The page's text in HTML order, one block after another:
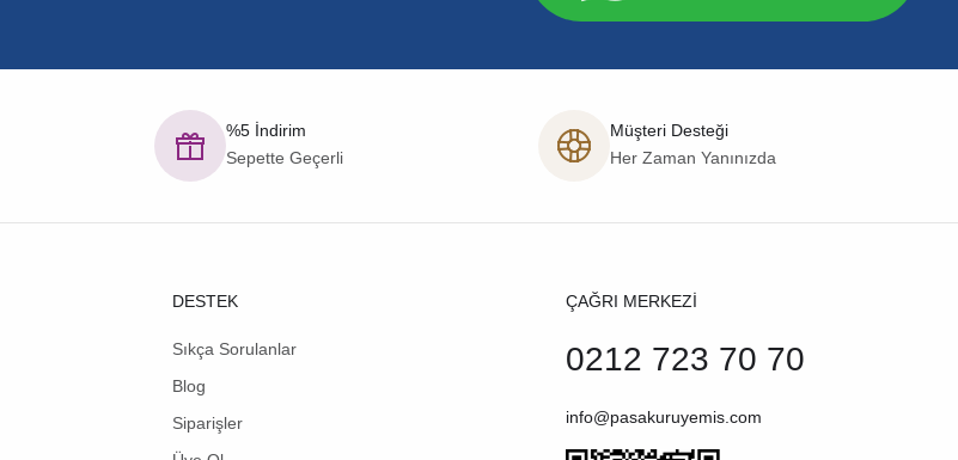
%5 İndirim
Sepette Geçerli
Müşteri Desteği
Her Zaman Yanınızda
DESTEK
Sıkça Sorulanlar
Blog
Siparişler
ÇAĞRI MERKEZİ
0212 723 70 70
info@pasakuruyemis.com